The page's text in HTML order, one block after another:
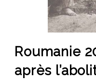
Roumanie
après